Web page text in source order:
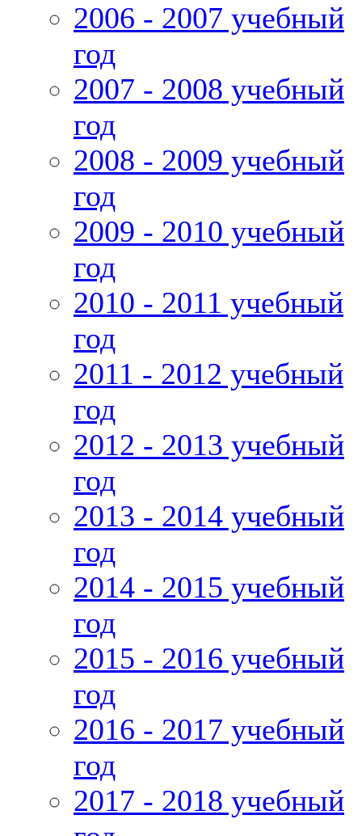
2006 - 2007 учебный
год
2007 - 2008 учебный
год
2008 - 2009 учебный
год
2009 - 2010 учебный
год
2010 - 2011 учебный
год
2011 - 2012 учебный
год
2012 - 2013 учебный
год
2013 - 2014 учебный
год
2014 - 2015 учебный
год
2015 - 2016 учебный
год
2016 - 2017 учебный
год
2017 - 2018 учебный